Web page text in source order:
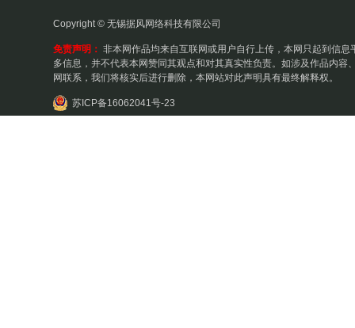
Copyright © 无锡据风网络科技有限公司
免责声明： 非本网作品均来自互联网或用户自行上传，本网只起到信息
多信息，并不代表本网赞同其观点和对其真实性负责。如涉及作品内容
网联系，我们将核实后进行删除，本网站对此声明具有最终解释权。
苏ICP备16062041号-23